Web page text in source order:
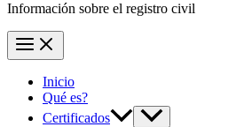
Información sobre el registro civil
Inicio
Qué es?
Certificados